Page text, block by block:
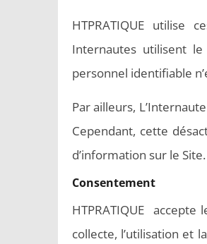
HTPRATIQUE
Internautes utilisent
personnel identifiable
Par ailleurs,
Cependant, cette
d’information sur le Site.
Consentement
HTPRATIQUE
collecte, l’utilisation et